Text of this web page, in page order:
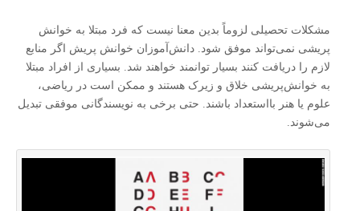
مشکلات تحصیلی لزوماً بدین معنا نیست که فرد مبتلا به خوانش‌
پریشی نمی‌تواند موفق شود. دانش‌آموزان خوانش ‌پریش اگر منابع
لازم را دریافت کنند بسیار توانمند خواهند شد. بسیاری از افراد مبتلا
به خوانش‌پریشی خلاق و زیرک هستند و ممکن است در ریاضی،
علوم یا هنر بااستعداد باشند. حتی برخی به نویسندگانی موفقی تبدیل
می‌شوند.